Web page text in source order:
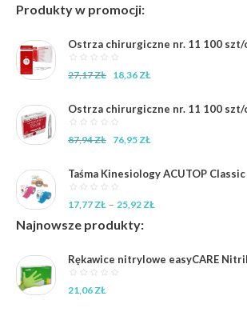
Produkty w promocji:
Ostrza chirurgiczne nr. 11 100 szt/
27,17ZŁ Pierwotna
wynosiła:
27,17 zł.
18,36 ZŁ
wynosi:
Ostrza chirurgiczne nr. 11 100
87,94ZŁ Pierwotna
wynosiła:
87,94 zł.
76,95 ZŁ
wynosi:
Taśma Kinesiology ACUTOP
17,77 ZŁ – 25,92 ZŁ
do
Najnowsze produkty:
Rękawice nitrylowe easyCARE
21,06 ZŁ